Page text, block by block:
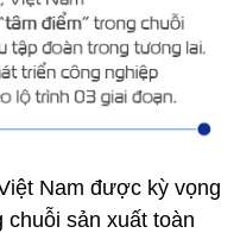
Nam được kỳ vọng
chuỗi sản xuất toàn